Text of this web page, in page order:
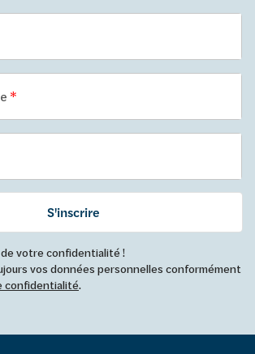
S'inscrire
votre confidentialité !
vos données personnelles conformément
confidentialité.